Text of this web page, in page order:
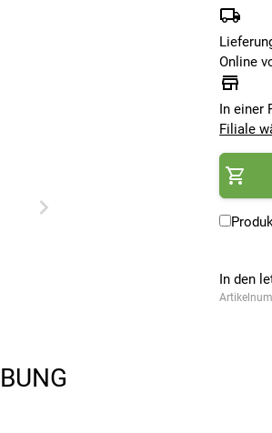
Online
In einer
Filiale
In den